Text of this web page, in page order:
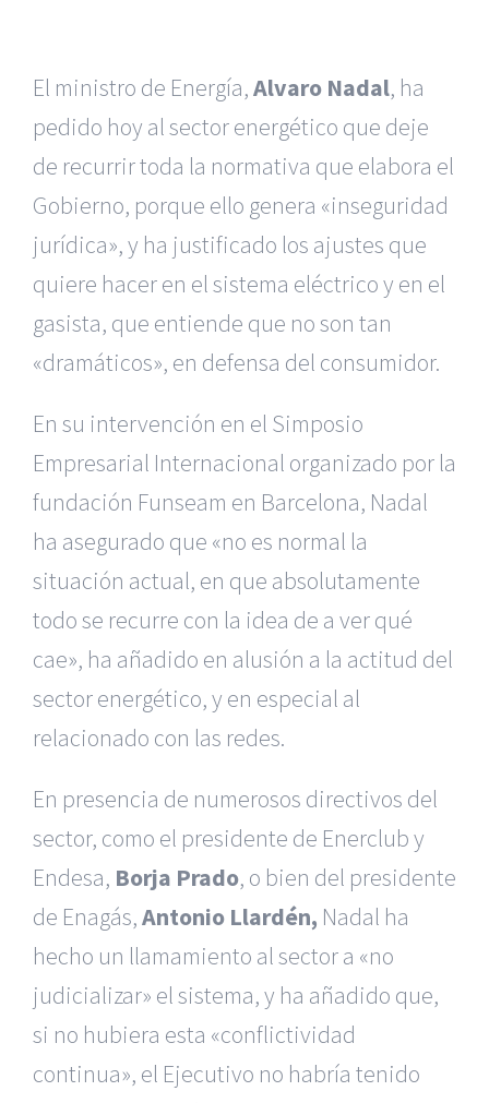
El ministro de Energía,Alvaro Nadal, ha
pedido hoy al sector energético que deje
de recurrir toda la normativa que elabora el
Gobierno, porque ello genera «inseguridad
jurídica», y ha justificado los ajustes que
quiere hacer en el sistema eléctrico y en el
gasista, que entiende que no son tan
«dramáticos», en defensa del consumidor.
En su intervención en el Simposio
Empresarial Internacional organizado por la
fundación Funseam en Barcelona, Nadal
ha asegurado que «no es normal la
situación actual, en que absolutamente
todo se recurre con la idea de a ver qué
cae», ha añadido en alusión a la actitud del
sector energético, y en especial al
relacionado con las redes.
En presencia de numerosos directivos del
sector, como el presidente de Enerclub y
Endesa, Borja Prado, o bien del presidente
de Enagás,Antonio Llardén, Nadal ha
hecho un llamamiento al sector a «no
judicializar» el sistema, y ha añadido que,
si no hubiera esta «conflictividad
continua», el Ejecutivo no habría tenido